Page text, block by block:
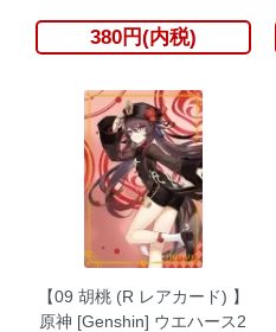
380円(内税)
【09 胡桃 (R レアカード) 】
原神 [Genshin] ウエハース2